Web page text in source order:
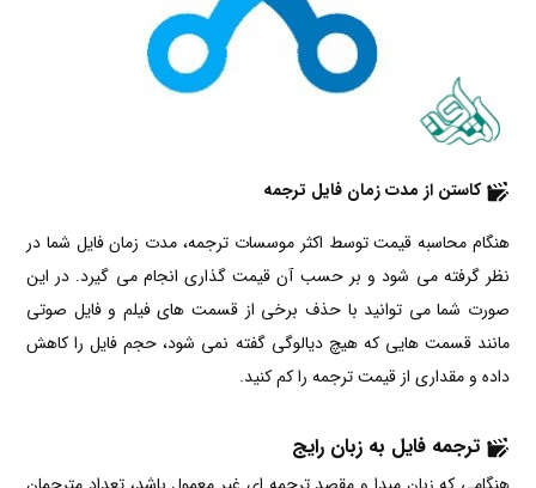
کاستن از مدت زمان فایل ترجمه
هنگام محاسبه قیمت توسط اکثر موسسات ترجمه، مدت زمان فایل شما در
نظر گرفته می شود و بر حسب آن قیمت گذاری انجام می گیرد. در این
صورت شما می توانید با حذف برخی از قسمت های فیلم و فایل صوتی
مانند قسمت هایی که هیچ دیالوگی گفته نمی شود، حجم فایل را کاهش
داده و مقداری از قیمت ترجمه را کم کنید.
ترجمه فایل به زبان رایج